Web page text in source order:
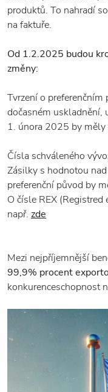
produktů. To nahradí
na faktuře.
Od 1.2.2025 budou
změny:
Tvrzení o
dočasném uskladnění,
1. února 2025 by měly
Čísla schváleného
Zásilky s hodnotou
preferenční původ by
O čísle REX
např. zde
Mezi nejpříjemnější
99,9% procent
konkurenceschopnost